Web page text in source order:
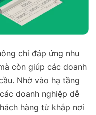
chỉ đáp ứng nhu
còn giúp các doanh
Nhờ vào hạ tầng
doanh nghiệp dễ
hàng từ khắp nơi